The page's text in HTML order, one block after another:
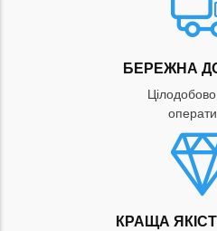
БЕРЕЖНА
КРАЩА